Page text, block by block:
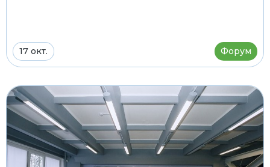
17 окт. Форум